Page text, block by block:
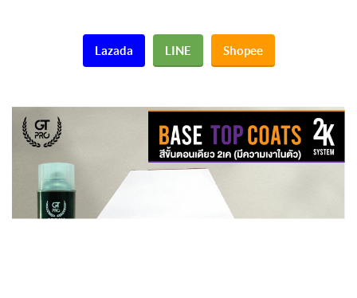
Lazada LINE Shopee